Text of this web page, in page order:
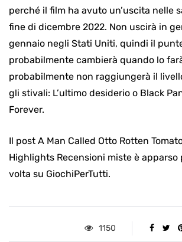
perché il film ha avuto un’uscita nelle
fine di dicembre 2022. Non uscirà in
gennaio negli Stati Uniti, quindi il
probabilmente cambierà quando lo
probabilmente non raggiungerà il
gli stivali: L’ultimo desiderio o Black
Forever.
Il post A Man Called Otto Rotten
Highlights Recensioni miste è apparso
volta su GiochiPerTutti.
1150